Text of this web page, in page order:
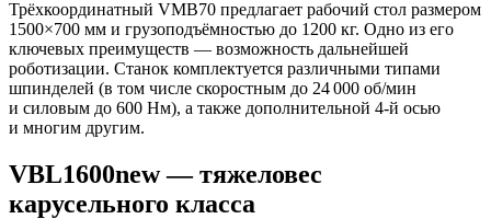
Трёхкоординатный VMB70 предлагает рабочий стол размером
1500×700 мм и грузоподъёмностью до 1200 кг. Одно из его
ключевых преимуществ — возможность дальнейшей
роботизации. Станок комплектуется различными типами
шпинделей (в том числе скоростным до 24 000 об/мин
и силовым до 600 Нм), а также дополнительной 4‑й осью
и многим другим.
VBL1600new — тяжеловес
карусельного класса